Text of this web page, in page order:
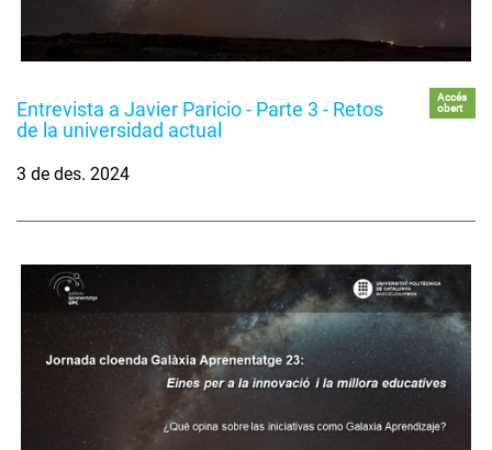
Entrevista a Javier Paricio - Parte 3 - Retos
de la universidad actual
Accés
obert
3 de des. 2024